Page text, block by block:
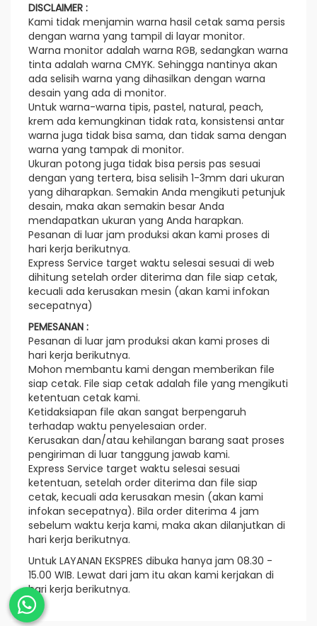
DISCLAIMER :
Kami tidak menjamin warna hasil cetak sama persis
dengan warna yang tampil di layar monitor.
Warna monitor adalah warna RGB, sedangkan warna
tinta adalah warna CMYK. Sehingga nantinya akan
ada selisih warna yang dihasilkan dengan warna
desain yang ada di monitor.
Untuk warna-warna tipis, pastel, natural, peach,
krem ada kemungkinan tidak rata, konsistensi antar
warna juga tidak bisa sama, dan tidak sama dengan
warna yang tampak di monitor.
Ukuran potong juga tidak bisa persis pas sesuai
dengan yang tertera, bisa selisih 1-3mm dari ukuran
yang diharapkan. Semakin Anda mengikuti petunjuk
desain, maka akan semakin besar Anda
mendapatkan ukuran yang Anda harapkan.
Pesanan di luar jam produksi akan kami proses di
hari kerja berikutnya.
Express Service target waktu selesai sesuai di web
dihitung setelah order diterima dan file siap cetak,
kecuali ada kerusakan mesin (akan kami infokan
secepatnya)
PEMESANAN :
Pesanan di luar jam produksi akan kami proses di
hari kerja berikutnya.
Mohon membantu kami dengan memberikan file
siap cetak. File siap cetak adalah file yang mengikuti
ketentuan cetak kami.
Ketidaksiapan file akan sangat berpengaruh
terhadap waktu penyelesaian order.
Kerusakan dan/atau kehilangan barang saat proses
pengiriman di luar tanggung jawab kami.
Express Service target waktu selesai sesuai
ketentuan, setelah order diterima dan file siap
cetak, kecuali ada kerusakan mesin (akan kami
infokan secepatnya). Bila order diterima 4 jam
sebelum waktu kerja kami, maka akan dilanjutkan di
hari kerja berikutnya.
Untuk LAYANAN EKSPRES dibuka hanya jam 08.30 -
15.00 WIB. Lewat dari jam itu akan kami kerjakan di
hari kerja berikutnya.